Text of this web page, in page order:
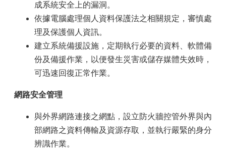
成系統安全上的漏洞。
依據電腦處理個人資料保護法之相關規定，審慎處
理及保護個人資訊。
建立系統備援設施，定期執行必要的資料、軟體備
份及備援作業，以便發生災害或儲存媒體失效時，
可迅速回復正常作業。
網路安全管理
與外界網路連接之網點，設立防火牆控管外界與內
部網路之資料傳輸及資源存取，並執行嚴緊的身分
辨識作業。